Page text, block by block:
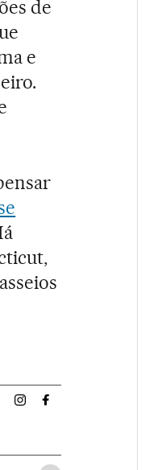
de
e
El País Brasil
Internacional El País
Internacional El